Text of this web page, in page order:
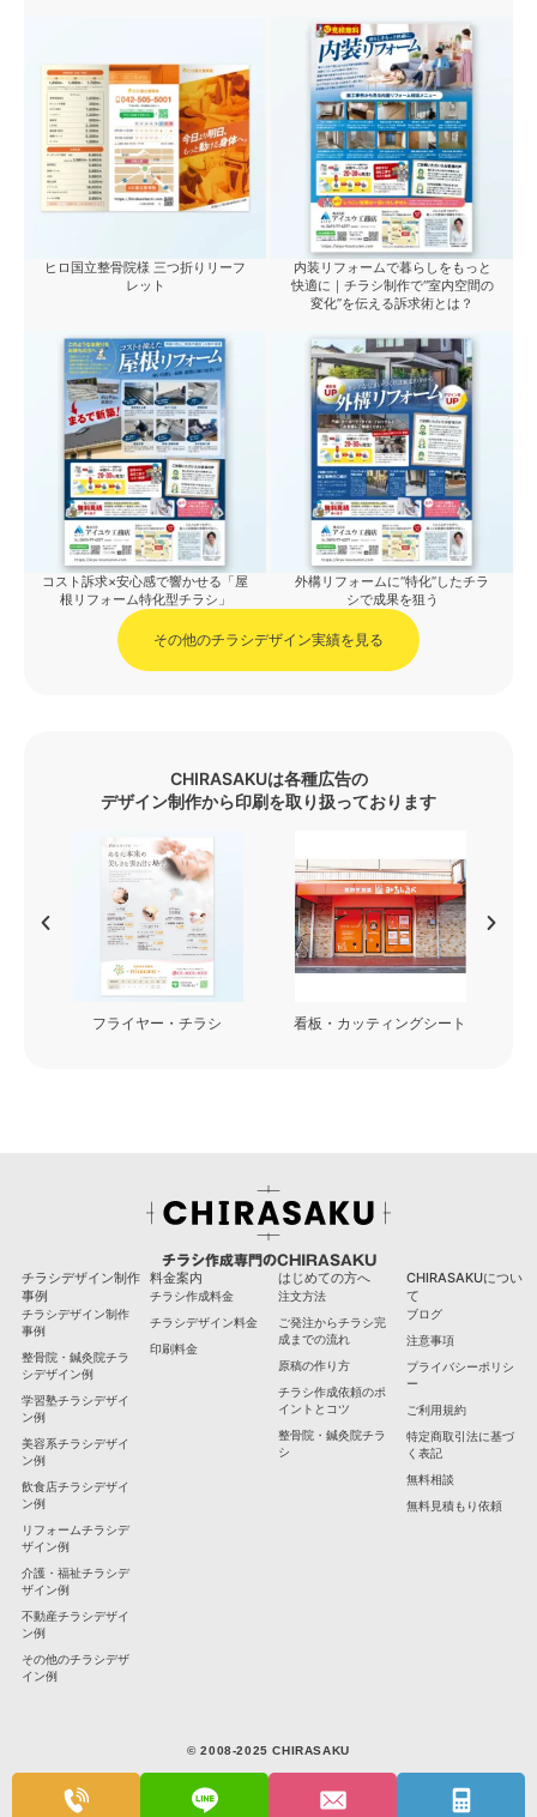
ヒロ国立整骨院様 三つ折りリーフ
レット
内装リフォームで暮らしをもっと
快適に｜チラシ制作で“室内空間の
変化”を伝える訴求術とは？
コスト訴求×安心感で響かせる「屋
根リフォーム特化型チラシ」
外構リフォームに“特化”したチラ
シで成果を狙う
その他のチラシデザイン実績を見る
CHIRASAKUは各種広告の
デザイン制作から印刷を取り扱っております
フライヤー・チラシ 看板・カッティングシート
チラシ作成専門のCHIRASAKU
チラシデザイン制作
事例
チラシデザイン制作
事例
整骨院・鍼灸院チラ
シデザイン例
学習塾チラシデザイ
ン例
美容系チラシデザイ
ン例
飲食店チラシデザイ
ン例
リフォームチラシデ
ザイン例
介護・福祉チラシデ
ザイン例
不動産チラシデザイ
ン例
その他のチラシデザ
イン例
料金案内
チラシ作成料金
チラシデザイン料金
印刷料金
はじめての方へ
注文方法
ご発注からチラシ完
成までの流れ
原稿の作り方
チラシ作成依頼のポ
イントとコツ
整骨院・鍼灸院チラ
シ
CHIRASAKUについ
て
ブログ
注意事項
プライバシーポリシ
ー
ご利用規約
特定商取引法に基づ
く表記
無料相談
無料見積もり依頼
© 2008-2025 CHIRASAKU